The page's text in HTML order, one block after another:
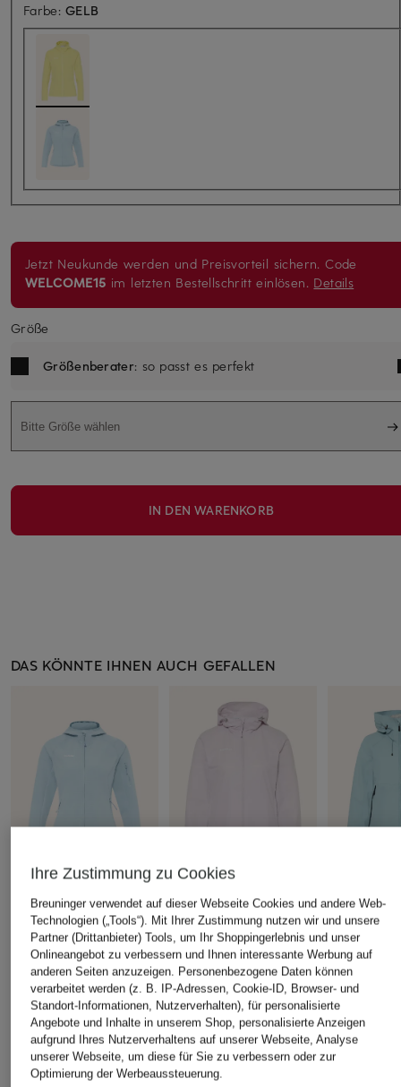
Farbe:GELB
Jetzt Neukunde werden und Preisvorteil sichern. Code
WELCOME15 im letzten Bestellschritt einlösen. Details
Größe
Größenberater: so passt es perfekt
Bitte Größe wählen
IN DEN WARENKORB
DAS KÖNNTE IHNEN AUCH GEFALLEN
MAMMUT
Midlayer-Jacke MADRIS
LIGHT
119,99 €
Bestpreis:101,99 €
Ursprünglich:150 €
MAMMUT
Softshell-Jacke GRANITE
SO
143,99 €
Bestpreis:122,39 €
Ursprünglich:180 €
me°ru'
69,99 €
Bestpreis:
Ursprünglich:
Ihre Zustimmung zu Cookies
Breuninger verwendet auf dieser Webseite Cookies und andere Web-
Technologien („Tools“). Mit Ihrer Zustimmung nutzen wir und unsere
Partner (Drittanbieter) Tools, um Ihr Shoppingerlebnis und unser
Onlineangebot zu verbessern und Ihnen interessante Werbung auf
anderen Seiten anzuzeigen. Personenbezogene Daten können
verarbeitet werden (z. B. IP-Adressen, Cookie-ID, Browser- und
Standort-Informationen, Nutzerverhalten), für personalisierte
Angebote und Inhalte in unserem Shop, personalisierte Anzeigen
aufgrund Ihres Nutzerverhaltens auf unserer Webseite, Analyse
unserer Webseite, um diese für Sie zu verbessern oder zur
Optimierung der Werbeaussteuerung.